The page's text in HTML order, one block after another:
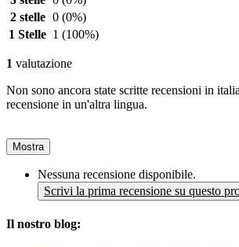
2 stelle 0 (0%)
1 Stelle 1 (100%)
1 valutazione
Non sono ancora state scritte recensioni in
recensione in un'altra lingua.
Mostra
Nessuna recensione disponibile.
Scrivi la prima recensione su questo
Il nostro blog: